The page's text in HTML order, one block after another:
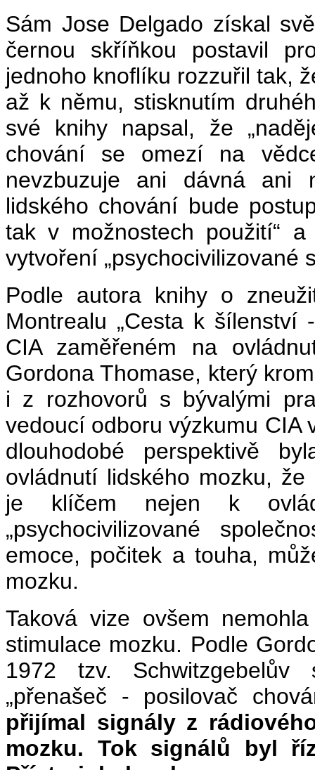
Sám Jose Delgado získal
černou skříňkou postavil
jednoho knoflíku rozzuřil tak,
až k němu, stisknutím
své knihy napsal, že
chování se omezí na
nevzbuzuje ani dávná ani
lidského chování bude
tak v možnostech použití“
vytvoření „psychocivilizované
Podle autora knihy o
Montrealu „Cesta k
CIA zaměřeném na
Gordona Thomase, který
i z rozhovorů s bývalými
vedoucí odboru výzkumu CIA
dlouhodobé perspektivě
ovládnutí lidského mozku,
je klíčem nejen k
„psychocivilizované
emoce, počitek a touha,
mozku.
Taková vize ovšem
stimulace mozku. Podle
1972 tzv.
„přenašeč - posilovač
přijímal signály z
mozku. Tok signálů byl